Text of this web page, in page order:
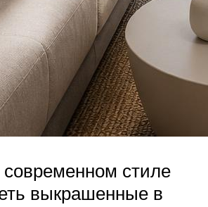
стиле
выкрашенные в